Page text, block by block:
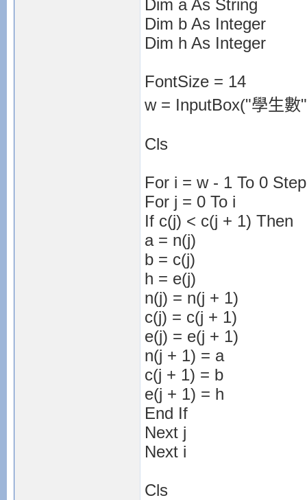
Dim a As String
Dim b As Integer
Dim h As Integer
FontSize = 14
w = InputBox("學生數
Cls
For i = w - 1 To 0
For j = 0 To i
If c(j) < c(j + 1) Then
a = n(j)
b = c(j)
h = e(j)
n(j) = n(j + 1)
c(j) = c(j + 1)
e(j) = e(j + 1)
n(j + 1) = a
c(j + 1) = b
e(j + 1) = h
End If
Next j
Next i
Cls